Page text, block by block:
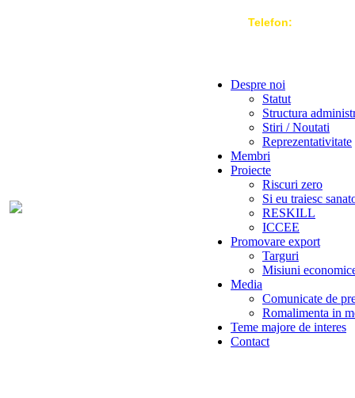
Telefon:
Despre noi
Statut
Structura
Stiri / Noutati
Reprezentativitate
Membri
Proiecte
Riscuri zero
Si eu traiesc
RESKILL
ICCEE
Promovare export
Targuri
Misiuni
Media
Comunicate de
Romalimenta in
Teme majore de interes
Contact